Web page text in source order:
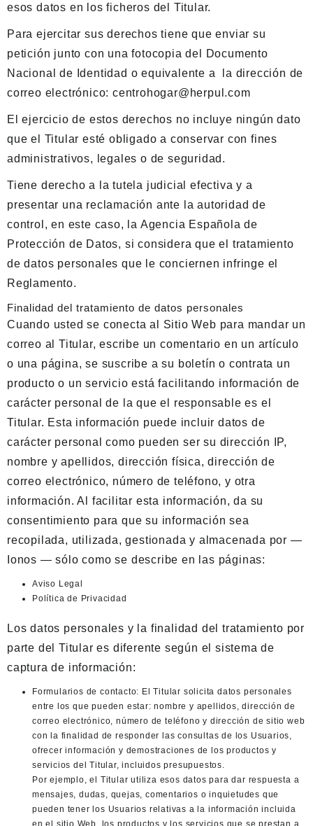
esos datos en los ficheros del Titular.
Para ejercitar sus derechos tiene que enviar su
petición junto con una fotocopia del Documento
Nacional de Identidad o equivalente a la dirección de
correo electrónico: centrohogar@herpul.com
El ejercicio de estos derechos no incluye ningún dato
que el Titular esté obligado a conservar con fines
administrativos, legales o de seguridad.
Tiene derecho a la tutela judicial efectiva y a
presentar una reclamación ante la autoridad de
control, en este caso, la Agencia Española de
Protección de Datos, si considera que el tratamiento
de datos personales que le conciernen infringe el
Reglamento.
Finalidad del tratamiento de datos personales
Cuando usted se conecta al Sitio Web para mandar un
correo al Titular, escribe un comentario en un artículo
o una página, se suscribe a su boletín o contrata un
producto o un servicio está facilitando información de
carácter personal de la que el responsable es el
Titular. Esta información puede incluir datos de
carácter personal como pueden ser su dirección IP,
nombre y apellidos, dirección física, dirección de
correo electrónico, número de teléfono, y otra
información. Al facilitar esta información, da su
consentimiento para que su información sea
recopilada, utilizada, gestionada y almacenada por —
Ionos — sólo como se describe en las páginas:
Aviso Legal
Política de Privacidad
Los datos personales y la finalidad del tratamiento por
parte del Titular es diferente según el sistema de
captura de información:
Formularios de contacto: El Titular solicita datos personales
entre los que pueden estar: nombre y apellidos, dirección de
correo electrónico, número de teléfono y dirección de sitio web
con la finalidad de responder las consultas de los Usuarios,
ofrecer información y demostraciones de los productos y
servicios del Titular, incluidos presupuestos.
Por ejemplo, el Titular utiliza esos datos para dar respuesta a
mensajes, dudas, quejas, comentarios o inquietudes que
pueden tener los Usuarios relativas a la información incluida
en el sitio Web, los productos y los servicios que se prestan a